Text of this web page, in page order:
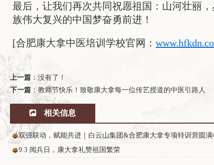
最后，让我们再次共同祝愿祖国：山河壮丽
族伟大复兴的中国梦奋勇前进！
[合肥康大拿中医培训学校官网：
上一篇 ：没有了！
下一篇 ：教师节快乐！致敬康大拿每一位传艺授道的中医引路人
相关信息
双强联动，赋能共进｜白云山集团&合肥康大拿专项特训营圆满
9.3 阅兵日，康大拿礼赞祖国繁荣